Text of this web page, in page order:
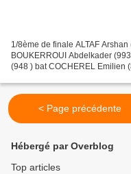
1/8ème de finale ALTAF
BOUKERROUI Abdelkader
(948 ) bat COCHEREL Emilien
< Page précédente
Hébergé par Overblog
Top articles